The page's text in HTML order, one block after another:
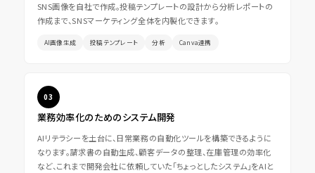
SNS画像を自社で作成。投稿テンプレートの設計から分析レポートの
作成まで、SNSマーケティング全体を内製化できます。
AI画像生成 投稿テンプレート 分析 Canva連携
03
業務効率化のためのシステム開発
AIリテラシーを土台に、日常業務の自動化ツールを構築できるように
なります。請求書の自動生成、顧客データの整理、在庫管理の効率化
など、これまで開発会社に依頼していた「ちょっとしたシステム」をAIと